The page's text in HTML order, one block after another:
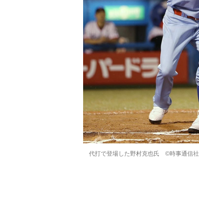
代打で登場した野村克也氏 ©時事通信社